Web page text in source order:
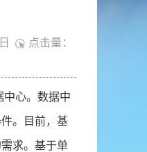
点击量：
中心。数据中
。目前，基
求。基于单